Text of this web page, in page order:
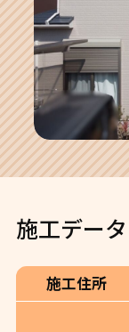
施工データ
施工住所